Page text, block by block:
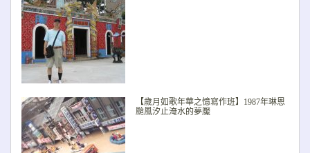
【歲月如歌年華之憶寫作班】1987年琳恩
颱風汐止淹水的夢魘